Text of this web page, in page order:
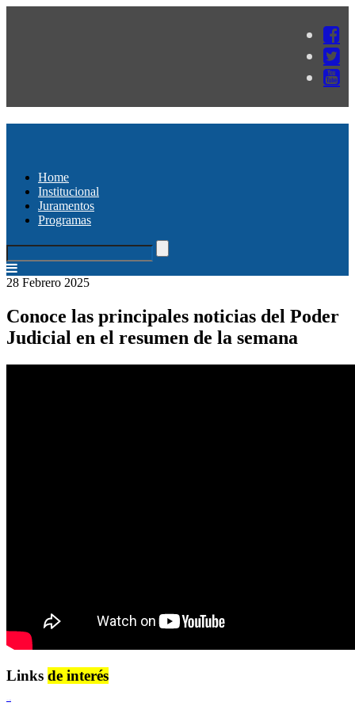
Home
Institucional
Juramentos
Programas
28 Febrero 2025
Conoce las principales noticias del Poder
Judicial en el resumen de la semana
Links de interés